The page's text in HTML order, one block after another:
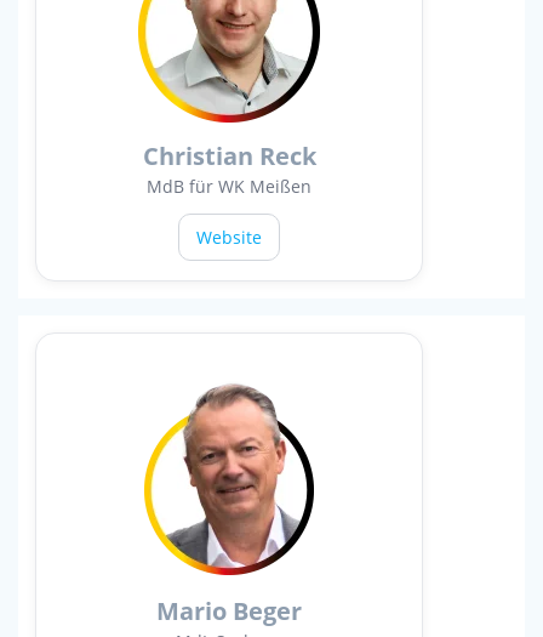
Christian Reck
MdB für WK Meißen
Website
Mario Beger